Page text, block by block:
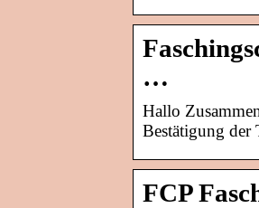
…
Hallo
Bestätigung der
FCP